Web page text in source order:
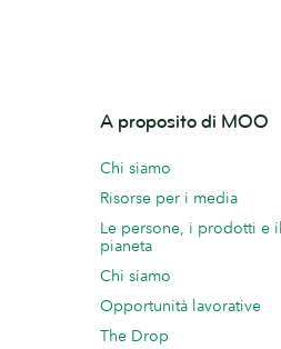
A proposito di MOO
Chi siamo
Risorse per i media
Le persone, i prodotti e il
pianeta
Chi siamo
Opportunità lavorative
The Drop